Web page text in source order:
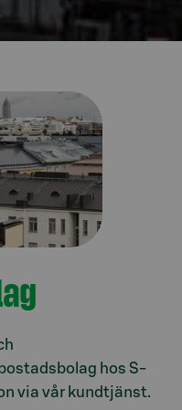
hos S-
via vår kundtjänst.